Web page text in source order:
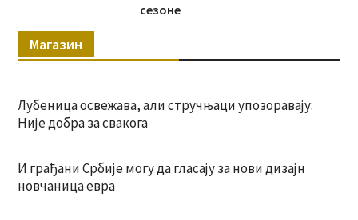
сезоне
Магазин
Лубеница освежава, али стручњаци упозоравају:
Није добра за свакога
И грађани Србије могу да гласају за нови дизајн
новчаница евра